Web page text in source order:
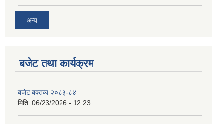
अन्य
बजेट तथा कार्यक्रम
बजेट बक्तव्य २०८३-८४
मिति: 06/23/2026 - 12:23